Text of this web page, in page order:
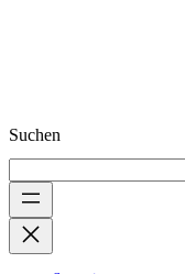
Suchen